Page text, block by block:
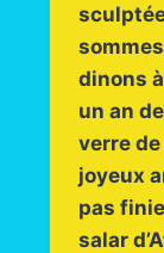
dinons
un an
verre
joyeux
pas
salar